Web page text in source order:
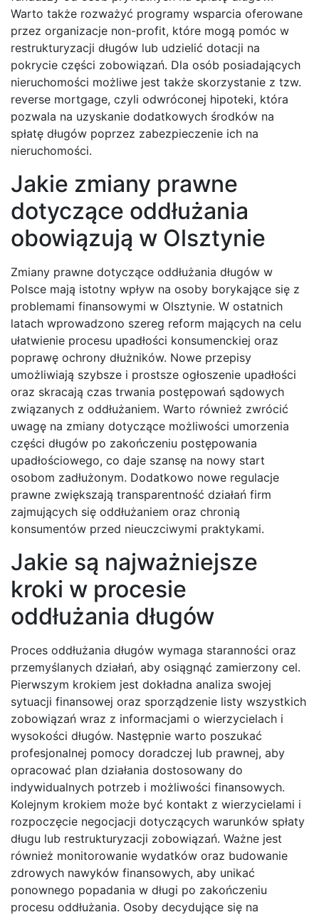
Warto także rozważyć programy wsparcia oferowane
przez organizacje non-profit, które mogą pomóc w
restrukturyzacji długów lub udzielić dotacji na
pokrycie części zobowiązań. Dla osób posiadających
nieruchomości możliwe jest także skorzystanie z tzw.
reverse mortgage, czyli odwróconej hipoteki, która
pozwala na uzyskanie dodatkowych środków na
spłatę długów poprzez zabezpieczenie ich na
nieruchomości.
Jakie zmiany prawne
dotyczące oddłużania
obowiązują w Olsztynie
Zmiany prawne dotyczące oddłużania długów w
Polsce mają istotny wpływ na osoby borykające się z
problemami finansowymi w Olsztynie. W ostatnich
latach wprowadzono szereg reform mających na celu
ułatwienie procesu upadłości konsumenckiej oraz
poprawę ochrony dłużników. Nowe przepisy
umożliwiają szybsze i prostsze ogłoszenie upadłości
oraz skracają czas trwania postępowań sądowych
związanych z oddłużaniem. Warto również zwrócić
uwagę na zmiany dotyczące możliwości umorzenia
części długów po zakończeniu postępowania
upadłościowego, co daje szansę na nowy start
osobom zadłużonym. Dodatkowo nowe regulacje
prawne zwiększają transparentność działań firm
zajmujących się oddłużaniem oraz chronią
konsumentów przed nieuczciwymi praktykami.
Jakie są najważniejsze
kroki w procesie
oddłużania długów
Proces oddłużania długów wymaga staranności oraz
przemyślanych działań, aby osiągnąć zamierzony cel.
Pierwszym krokiem jest dokładna analiza swojej
sytuacji finansowej oraz sporządzenie listy wszystkich
zobowiązań wraz z informacjami o wierzycielach i
wysokości długów. Następnie warto poszukać
profesjonalnej pomocy doradczej lub prawnej, aby
opracować plan działania dostosowany do
indywidualnych potrzeb i możliwości finansowych.
Kolejnym krokiem może być kontakt z wierzycielami i
rozpoczęcie negocjacji dotyczących warunków spłaty
długu lub restrukturyzacji zobowiązań. Ważne jest
również monitorowanie wydatków oraz budowanie
zdrowych nawyków finansowych, aby unikać
ponownego popadania w długi po zakończeniu
procesu oddłużania. Osoby decydujące się na